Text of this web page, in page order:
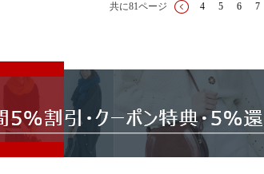
4 5 6 7
共に81ページ